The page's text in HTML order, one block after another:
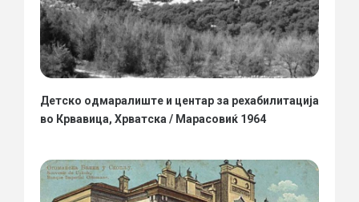
Детско одмаралиште и центар за рехабилитација
во Крвавица, Хрватска / Марасовиќ 1964